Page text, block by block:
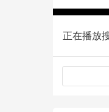
正在播放